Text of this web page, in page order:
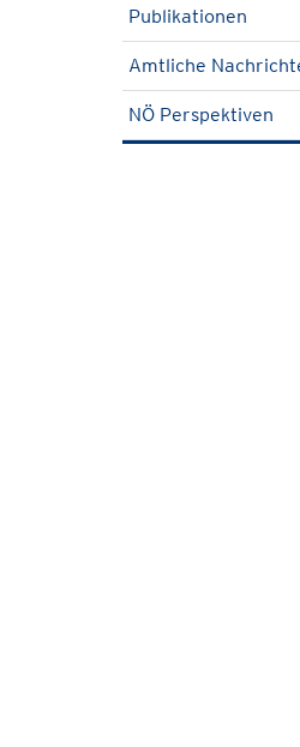
Publikationen
Amtliche
NÖ Perspektiven